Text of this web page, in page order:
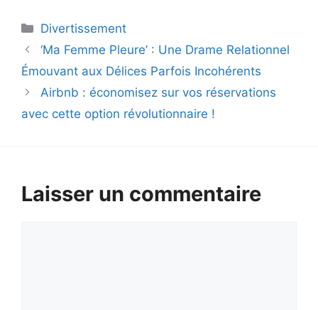
Catégories
Divertissement
‘Ma Femme Pleure’ : Une Drame Relationnel
Émouvant aux Délices Parfois Incohérents
Airbnb : économisez sur vos réservations
avec cette option révolutionnaire !
Laisser un commentaire